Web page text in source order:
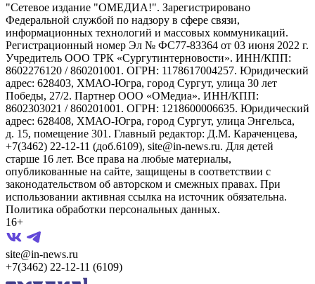
"Сетевое издание "ОМЕДИА!". Зарегистрировано
Федеральной службой по надзору в сфере связи,
информационных технологий и массовых коммуникаций.
Регистрационный номер Эл № ФС77-83364 от 03 июня 2022 г.
Учредитель ООО ТРК «Сургутинтерновости». ИНН/КПП:
8602276120 / 860201001. ОГРН: 1178617004257. Юридический
адрес: 628403, ХМАО-Югра, город Сургут, улица 30 лет
Победы, 27/2. Партнер ООО «ОМедиа». ИНН/КПП:
8602303021 / 860201001. ОГРН: 1218600006635. Юридический
адрес: 628408, ХМАО-Югра, город Сургут, улица Энгельса,
д. 15, помещение 301. Главный редактор: Д.М. Караченцева,
+7(3462) 22-12-11 (доб.6109), site@in-news.ru. Для детей
старше 16 лет. Все права на любые материалы,
опубликованные на сайте, защищены в соответствии с
законодательством об авторском и смежных правах. При
использовании активная ссылка на источник обязательна.
Политика обработки персональных данных.
16+
site@in-news.ru
+7(3462) 22-12-11 (6109)